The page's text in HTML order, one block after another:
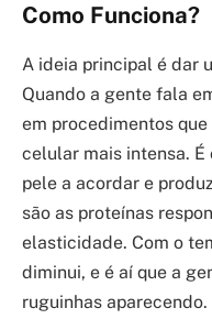
Como Funciona?
A ideia principal é dar
Quando a gente fala
em procedimentos
celular mais intensa. É
pele a acordar e
são as proteínas
elasticidade. Com o
diminui, e é aí que a
ruguinhas